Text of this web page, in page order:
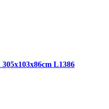
L1386